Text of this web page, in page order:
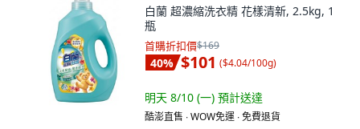
白蘭 超濃縮洗衣精 花樣清新, 2.5kg, 1
瓶
首購折扣價$169
40% $101 ($4.04/100g)
明天 8/10 (一) 預計送達
酷澎直售 ∙ WOW免運 ∙ 免費退貨